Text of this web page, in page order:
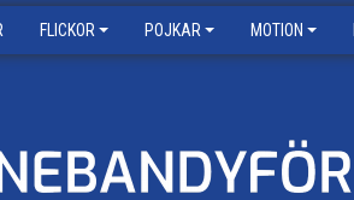
FLICKOR POJKAR MOTION